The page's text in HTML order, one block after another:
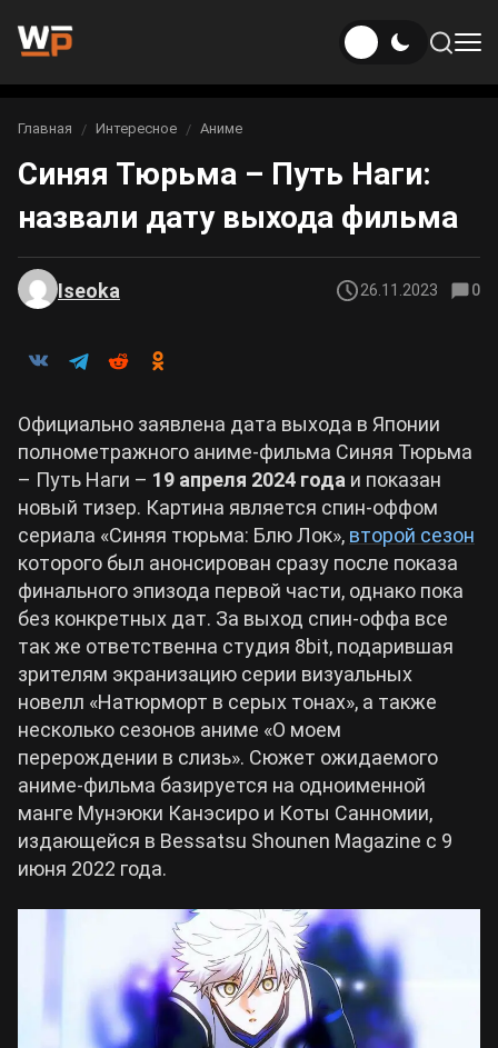
Новости
Новости Genshin Impact
Новости Honkai: Star Rail
Новости Zenless Zone Zero
Игры
Genshin Impact
Honkai: Star Rail
Neverness to Everness
Gothic 1 Remake
Arknights: Endfield
Crimson Desert
Zenless Zone Zero
Kingdom Come: Deliverance 2
Path of Exile 2
Wuthering Waves
Roblox
Hogwarts Legacy
Билды
Билды Genshin Impact
Билды Neverness to Everness
Билды Arknights: Endfield
Билды Wuthering Waves
Билды Cyberpunk 2077
Билды Path of Exile 2
Интересное
Фильмы и сериалы
Вы здесь:
Главная Интересное Аниме
Синяя Тюрьма – Путь Наги:
назвали дату выхода фильма
Iseoka 26.11.2023 0
Официально заявлена дата выхода в Японии
полнометражного аниме-фильма Синяя Тюрьма
– Путь Наги – 19 апреля 2024 года и показан
новый тизер. Картина является спин-оффом
сериала «Синяя тюрьма: Блю Лок», второй сезон
которого был анонсирован сразу после показа
финального эпизода первой части, однако пока
без конкретных дат. За выход спин-оффа все
так же ответственна студия 8bit, подарившая
зрителям экранизацию серии визуальных
новелл «Натюрморт в серых тонах», а также
несколько сезонов аниме «О моем
перерождении в слизь». Сюжет ожидаемого
аниме-фильма базируется на одноименной
манге Мунэюки Канэсиро и Коты Санномии,
издающейся в Bessatsu Shounen Magazine с 9
июня 2022 года.